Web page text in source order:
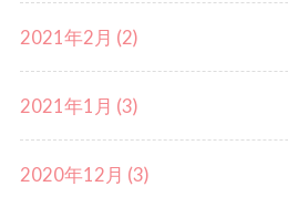
2021年2月 (2)
2021年1月 (3)
2020年12月 (3)